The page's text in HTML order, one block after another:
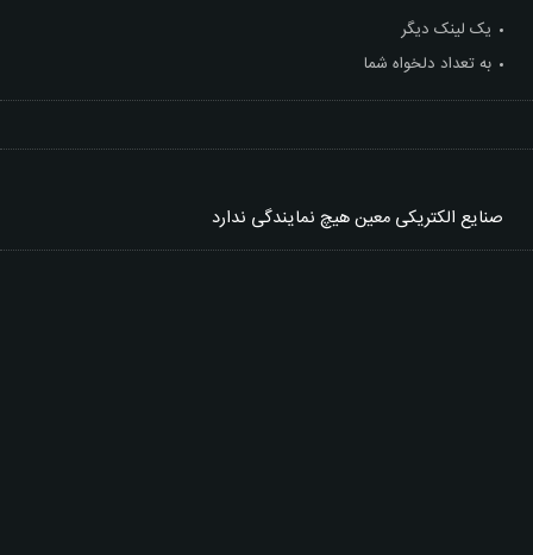
یک لینک دیگر
به تعداد دلخواه شما
صنایع الکتریکی معینهیچ نمایندگی ندارد